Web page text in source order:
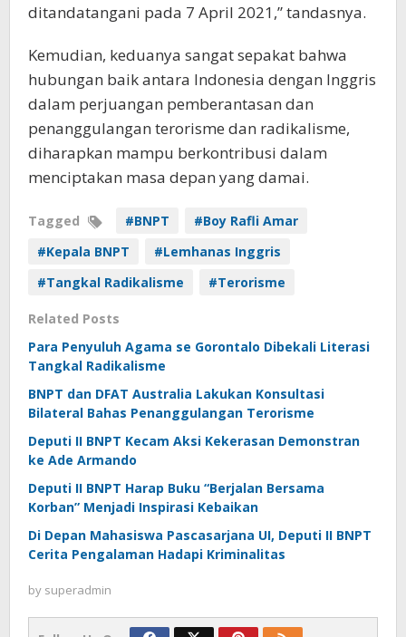
ditandatangani pada 7 April 2021,” tandasnya.
Kemudian, keduanya sangat sepakat bahwa
hubungan baik antara Indonesia dengan Inggris
dalam perjuangan pemberantasan dan
penanggulangan terorisme dan radikalisme,
diharapkan mampu berkontribusi dalam
menciptakan masa depan yang damai.
Tagged #BNPT
#Boy Rafli Amar
#Kepala BNPT
#Lemhanas Inggris
#Tangkal Radikalisme
#Terorisme
Related Posts
Para Penyuluh Agama se Gorontalo Dibekali Literasi
Tangkal Radikalisme
BNPT dan DFAT Australia Lakukan Konsultasi
Bilateral Bahas Penanggulangan Terorisme
Deputi II BNPT Kecam Aksi Kekerasan Demonstran
ke Ade Armando
Deputi II BNPT Harap Buku “Berjalan Bersama
Korban” Menjadi Inspirasi Kebaikan
Di Depan Mahasiswa Pascasarjana UI, Deputi II BNPT
Cerita Pengalaman Hadapi Kriminalitas
by superadmin